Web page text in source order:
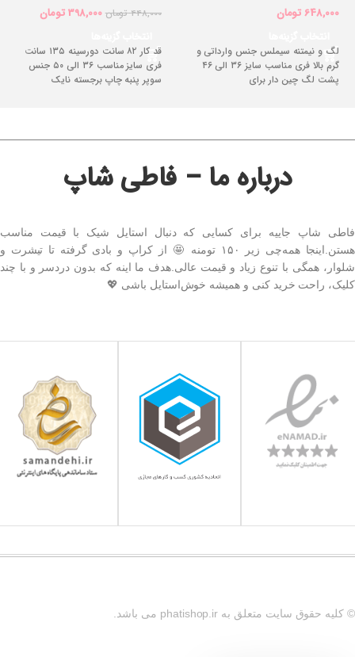
648,000 تومان
لگ و نیمتنه سیملس جنس وارداتی و
گرم بالا فری مناسب سایز ۳۶ الی ۴۶
پشت لگ چین دار برای
448,000 تومان 398,000تومان
قد کار ۸۲ سانت دورسینه ۱۳۵ سانت
فری سایز مناسب ۳۶ الی ۵۰ جنس
سوپر پنبه چاپ برجسته نایک
درباره ما – فاطی شاپ
فاطی شاپ جاییه برای کسایی که دنبال استایل شیک با قیمت مناسب
هستن.اینجا همه‌چی زیر ۱۵۰ تومنه 🤩 از کراپ و بادی گرفته تا تیشرت و
شلوار، همگی با تنوع زیاد و قیمت عالی.هدف ما اینه که بدون دردسر و با چند
کلیک، راحت خرید کنی و همیشه خوش‌استایل باشی 💖
© کلیه حقوق سایت متعلق به phatishop.ir می باشد.